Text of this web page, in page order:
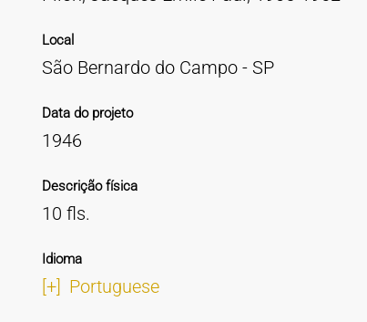
Local
São Bernardo do Campo - SP
Data do projeto
1946
Descrição física
10 fls.
Idioma
[+] Portuguese